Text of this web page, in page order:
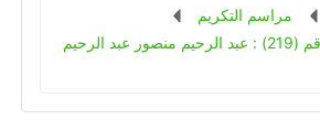
مراسم التكريم
المراسم رقم (219) : عبد الرحيم منصور عبد الرحيم